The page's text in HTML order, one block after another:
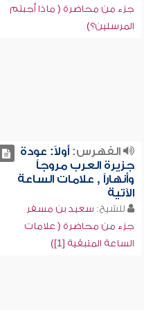
جزء من محاضرة ( ماذا أجبتم
المرسلين؟)
الفهرس:أولاً: عودة
جزيرة العرب مروجاً
وأنهاراً , علامات الساعة
الآتية
للشيخ: سعيد بن مسفر
جزء من محاضرة ( علامات
الساعة المتبقية [1])